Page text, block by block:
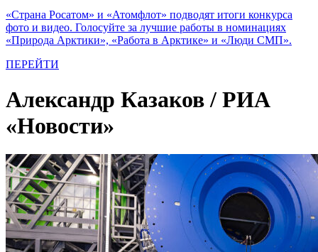
«Страна Росатом» и «Атомфлот» подводят итоги конкурса
фото и видео. Голосуйте за лучшие работы в номинациях
«Природа Арктики», «Работа в Арктике» и «Люди СМП».
ПЕРЕЙТИ
Александр Казаков / РИА
«Новости»